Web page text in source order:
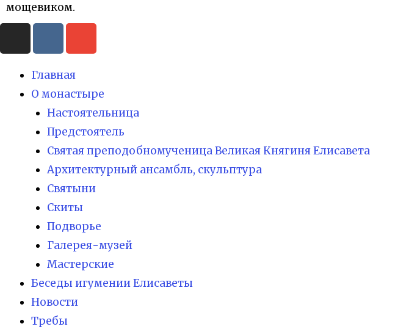
мощевиком.
Главная
О монастыре
Настоятельница
Предстоятель
Святая преподобномученица Великая Княгиня Елисавета
Архитектурный ансамбль, скульптура
Святыни
Скиты
Подворье
Галерея-музей
Мастерские
Беседы игумении Елисаветы
Новости
Требы